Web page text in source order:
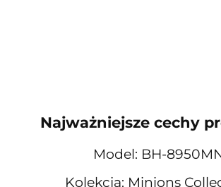
Najważniejsze cechy
Model: BH-
Kolekcja: Minions